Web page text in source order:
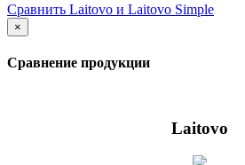
Сравнить Laitovo и Laitovo Simple
×
Сравнение продукции
Laitovo